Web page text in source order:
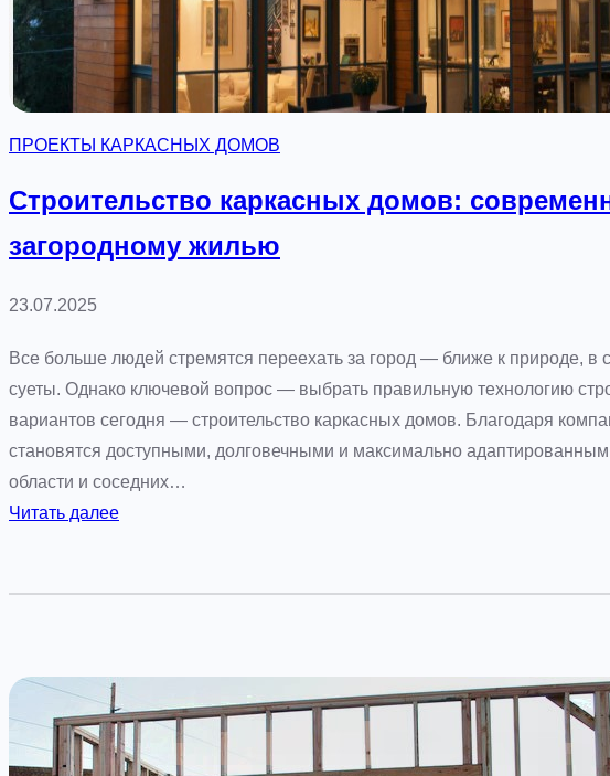
ПРОЕКТЫ КАРКАСНЫХ ДОМОВ
Строительство каркасных домов:
загородному жилью
23.07.2025
Все больше людей стремятся переехать за город — ближе к природе, в
суеты. Однако ключевой вопрос — выбрать правильную технологию
вариантов сегодня — строительство каркасных домов. Благодаря
становятся доступными, долговечными и максимально
области и соседних…
Читать далее:
е
л